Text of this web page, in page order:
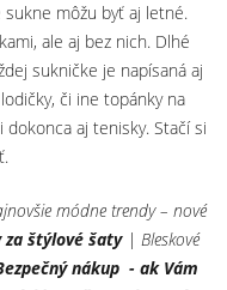
sukne môžu byť aj letné.
ale aj bez nich. Dlhé
sukničke je napísaná aj
či ine topánky na
aj tenisky. Stačí si
módne trendy – nové
štýlové šaty| Bleskové
nákup - ak Vám